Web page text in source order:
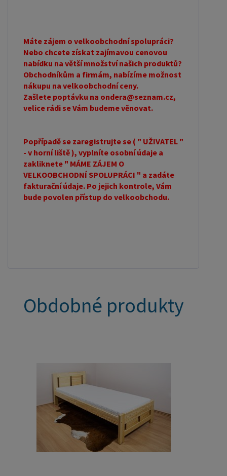
Máte zájem o velkoobchodní spolupráci?
Nebo chcete získat zajímavou cenovou
nabídku na větší množství našich produktů?
Obchodníkům a firmám, nabízíme možnost
nákupu na velkoobchodní ceny.
Zašlete poptávku na ondera@seznam.cz,
velice rádi se Vám budeme věnovat.
Popřípadě se zaregistrujte se ( " UŽIVATEL "
- v horní liště ), vyplníte osobní údaje a
zakliknete " MÁME ZÁJEM O
VELKOOBCHODNÍ SPOLUPRÁCI " a zadáte
fakturační údaje. Po jejich kontrole, Vám
bude povolen přístup do velkoobchodu.
Obdobné produkty